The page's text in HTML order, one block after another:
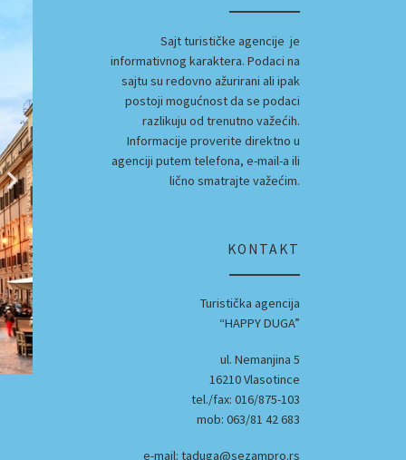
Sajt turističke agencije je
informativnog karaktera. Podaci na
sajtu su redovno ažurirani ali ipak
postoji mogućnost da se podaci
razlikuju od trenutno važećih.
Informacije proverite direktno u
agenciji putem telefona, e-mail-a ili
lično smatrajte važećim.
KONTAKT
Turistička agencija
“HAPPY DUGA”
ul. Nemanjina 5
16210 Vlasotince
tel./fax: 016/875-103
mob: 063/81 42 683
e-mail: taduga@sezampro.rs